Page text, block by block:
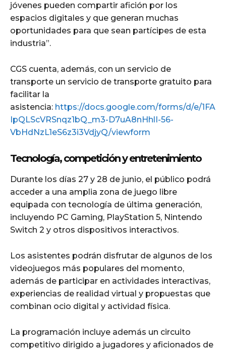
jóvenes pueden compartir afición por los
espacios digitales y que generan muchas
oportunidades para que sean partícipes de esta
industria”.
CGS cuenta, además, con un servicio de
transporte un servicio de transporte gratuito para
facilitar la
asistencia: https://docs.google.com/forms/d/e/1FA
IpQLScVRSnqz1bQ_m3-D7uA8nHhlI-56-
VbHdNzL1eS6z3i3VdjyQ/viewform
Tecnología, competición y entretenimiento
Durante los días 27 y 28 de junio, el público podrá
acceder a una amplia zona de juego libre
equipada con tecnología de última generación,
incluyendo PC Gaming, PlayStation 5, Nintendo
Switch 2 y otros dispositivos interactivos.
Los asistentes podrán disfrutar de algunos de los
videojuegos más populares del momento,
además de participar en actividades interactivas,
experiencias de realidad virtual y propuestas que
combinan ocio digital y actividad física.
La programación incluye además un circuito
competitivo dirigido a jugadores y aficionados de